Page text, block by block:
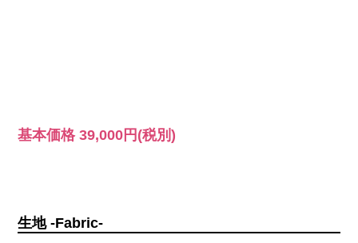
基本価格39,000円 (税別)
生地 -Fabric-